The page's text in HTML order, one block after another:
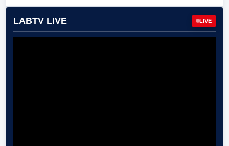
LABTV LIVE LIVE